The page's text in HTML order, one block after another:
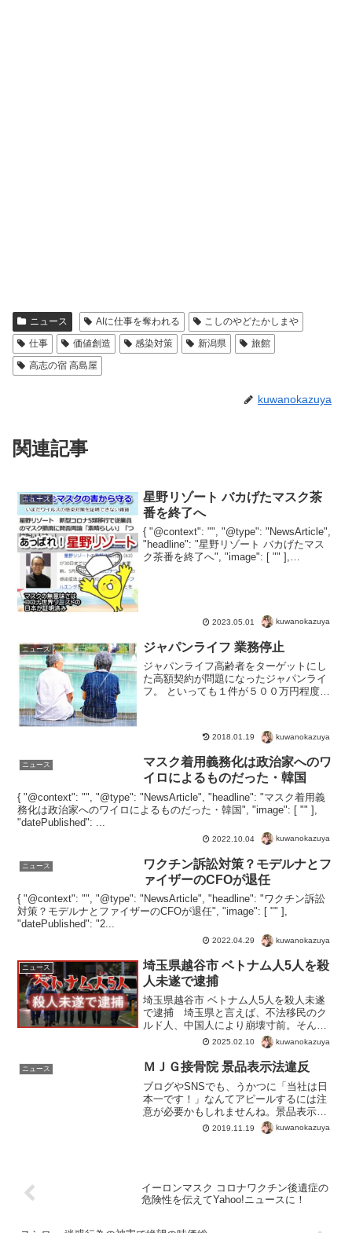
ニュース AIに仕事を奪われる
こしのやどたかしまや
仕事
価値創造 感染対策 新潟県
旅館
高志の宿 高島屋
kuwanokazuya
関連記事
ニュース
星野リゾート バカげたマスク茶
番を終了へ
{ "@context": "", "@type": "NewsArticle",
"headline": "星野リゾート バカげたマス
ク茶番を終了へ", "image": [ "" ],
2023.05.01 kuwanokazuya
ニュース ジャパンライフ 業務停止
ジャパンライフ高齢者をターゲットにし
た高額契約が問題になったジャパンライ
フ。 といっても１件が５００万円程度の
イフ被害対策中部弁護団」という団体も
結成されています。事実...
2018.01.19 kuwanokazuya
ニュース
マスク着用義務化は政治家へのワ
イロによるものだった・韓国
{ "@context": "", "@type": "NewsArticle", "headline": "マスク着用義
務化は政治家へのワイロによるものだった・韓国", "image": [ "" ],
"datePublished": ...
2022.10.04 kuwanokazuya
ニュース
ワクチン訴訟対策？モデルナとフ
ァイザーのCFOが退任
{ "@context": "", "@type": "NewsArticle", "headline": "ワクチン訴訟
対策？モデルナとファイザーのCFOが退任", "image": [ "" ],
"datePublished": "2...
2022.04.29 kuwanokazuya
ニュース
埼玉県越谷市 ベトナム人5人を殺
人未遂で逮捕
埼玉県越谷市 ベトナム人5人を殺人未遂
で逮捕 埼玉県と言えば、不法移民のク
ルド人、中国人により崩壊寸前。そんな
中で今度はベトナム人の集団による恐ろ
しい殺人未遂事件。刃物５本を用意し、
集合して犯行に及ぶという計画的な事
件。しかし不法移民の犯罪...
2025.02.10 kuwanokazuya
ニュース ＭＪＧ接骨院 景品表示法違反
ブログやSNSでも、うかつに「当社は日
本一です！」なんてアピールするには注
意が必要かもしれませんね。景品表示法
違反「やせプログラム」「全国１位」根
拠なし 全国展開する接骨院が、埼玉県
2019.11.19 kuwanokazuya
イーロンマスク コロナワクチン後遺症の
危険性を伝えてYahoo!ニュースに！